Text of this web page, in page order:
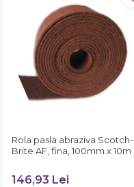
Rola pasla abraziva Scotch-
Brite AF, fina, 100mm x 10m
146,93 Lei